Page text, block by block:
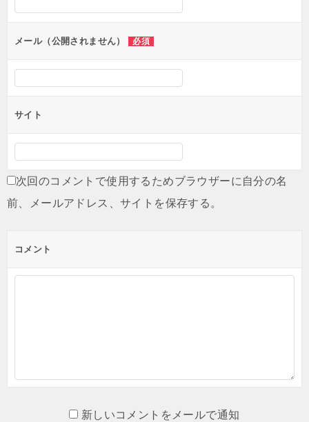
メール（公開されません） 必須
サイト
次回のコメントで使用するためブラウザーに自分の名
前、メールアドレス、サイトを保存する。
コメント
新しいコメントをメールで通知